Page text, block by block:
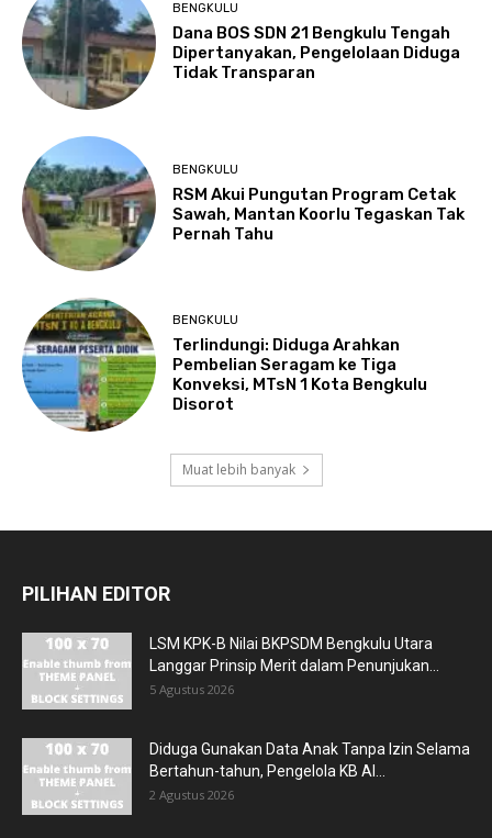
BENGKULU
Dana BOS SDN 21 Bengkulu Tengah
Dipertanyakan, Pengelolaan Diduga
Tidak Transparan
BENGKULU
RSM Akui Pungutan Program Cetak
Sawah, Mantan Koorlu Tegaskan Tak
Pernah Tahu
BENGKULU
Terlindungi: Diduga Arahkan
Pembelian Seragam ke Tiga
Konveksi, MTsN 1 Kota Bengkulu
Disorot
Muat lebih banyak
PILIHAN EDITOR
LSM KPK-B Nilai BKPSDM Bengkulu Utara
Langgar Prinsip Merit dalam Penunjukan...
5 Agustus 2026
Diduga Gunakan Data Anak Tanpa Izin Selama
Bertahun-tahun, Pengelola KB Al...
2 Agustus 2026